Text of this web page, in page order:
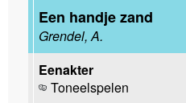
Een handje zand
Grendel, A.
Eenakter
Toneelspelen